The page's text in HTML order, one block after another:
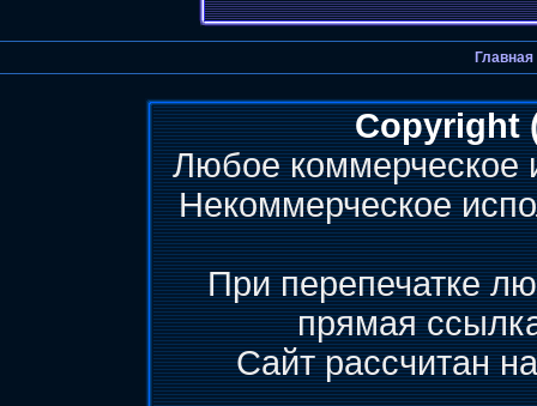
Главная
Copyright
Любое коммерческое
Некоммерческое
При перепечатке
прямая
Сайт рассчитан